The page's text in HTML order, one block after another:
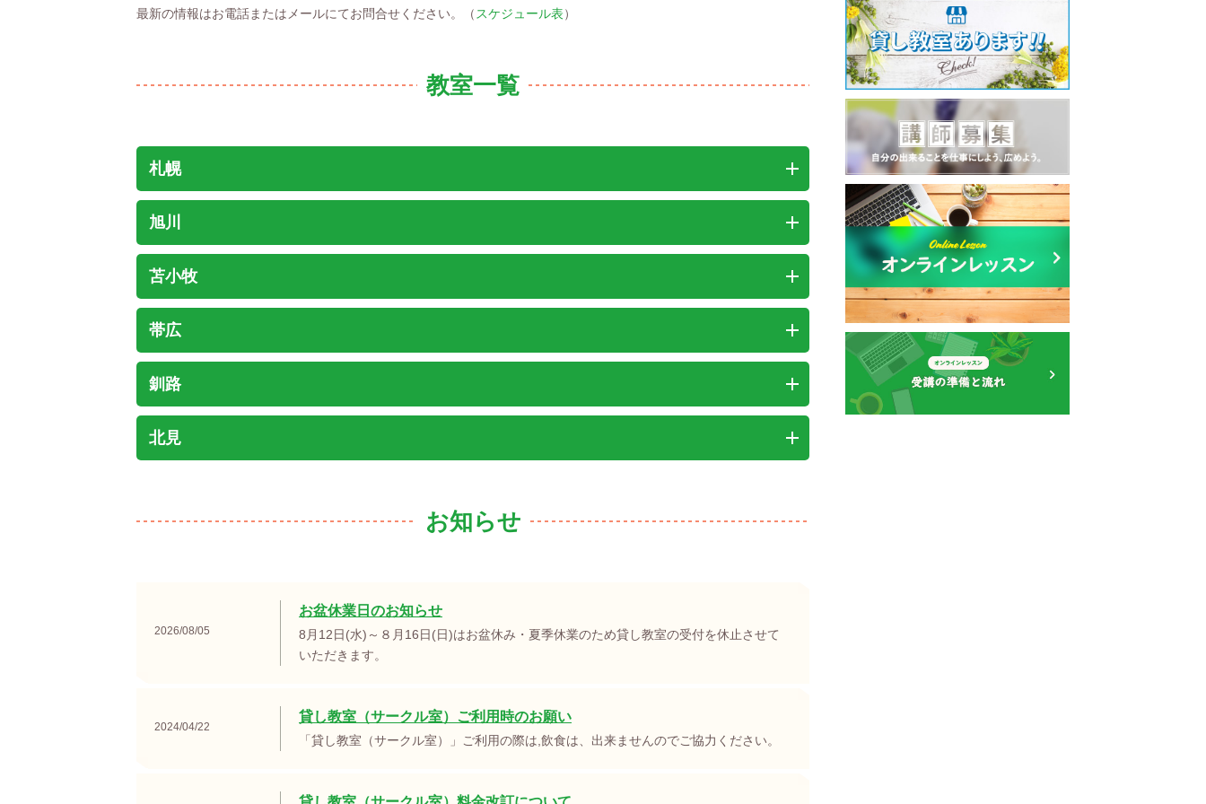
最新の情報はお電話またはメールにてお問合せください。（ スケジュール表）
教室一覧
札幌
旭川
苫小牧
帯広
釧路
北見
お知らせ
2026/08/05
お盆休業日のお知らせ
8月12日(水)～８月16日(日)はお盆休み・夏季休業のため貸し教室の受付を休止させて
いただきます。
2024/04/22
貸し教室（サークル室）ご利用時のお願い
「貸し教室（サークル室）」ご利用の際は,飲食は、出来ませんのでご協力ください。